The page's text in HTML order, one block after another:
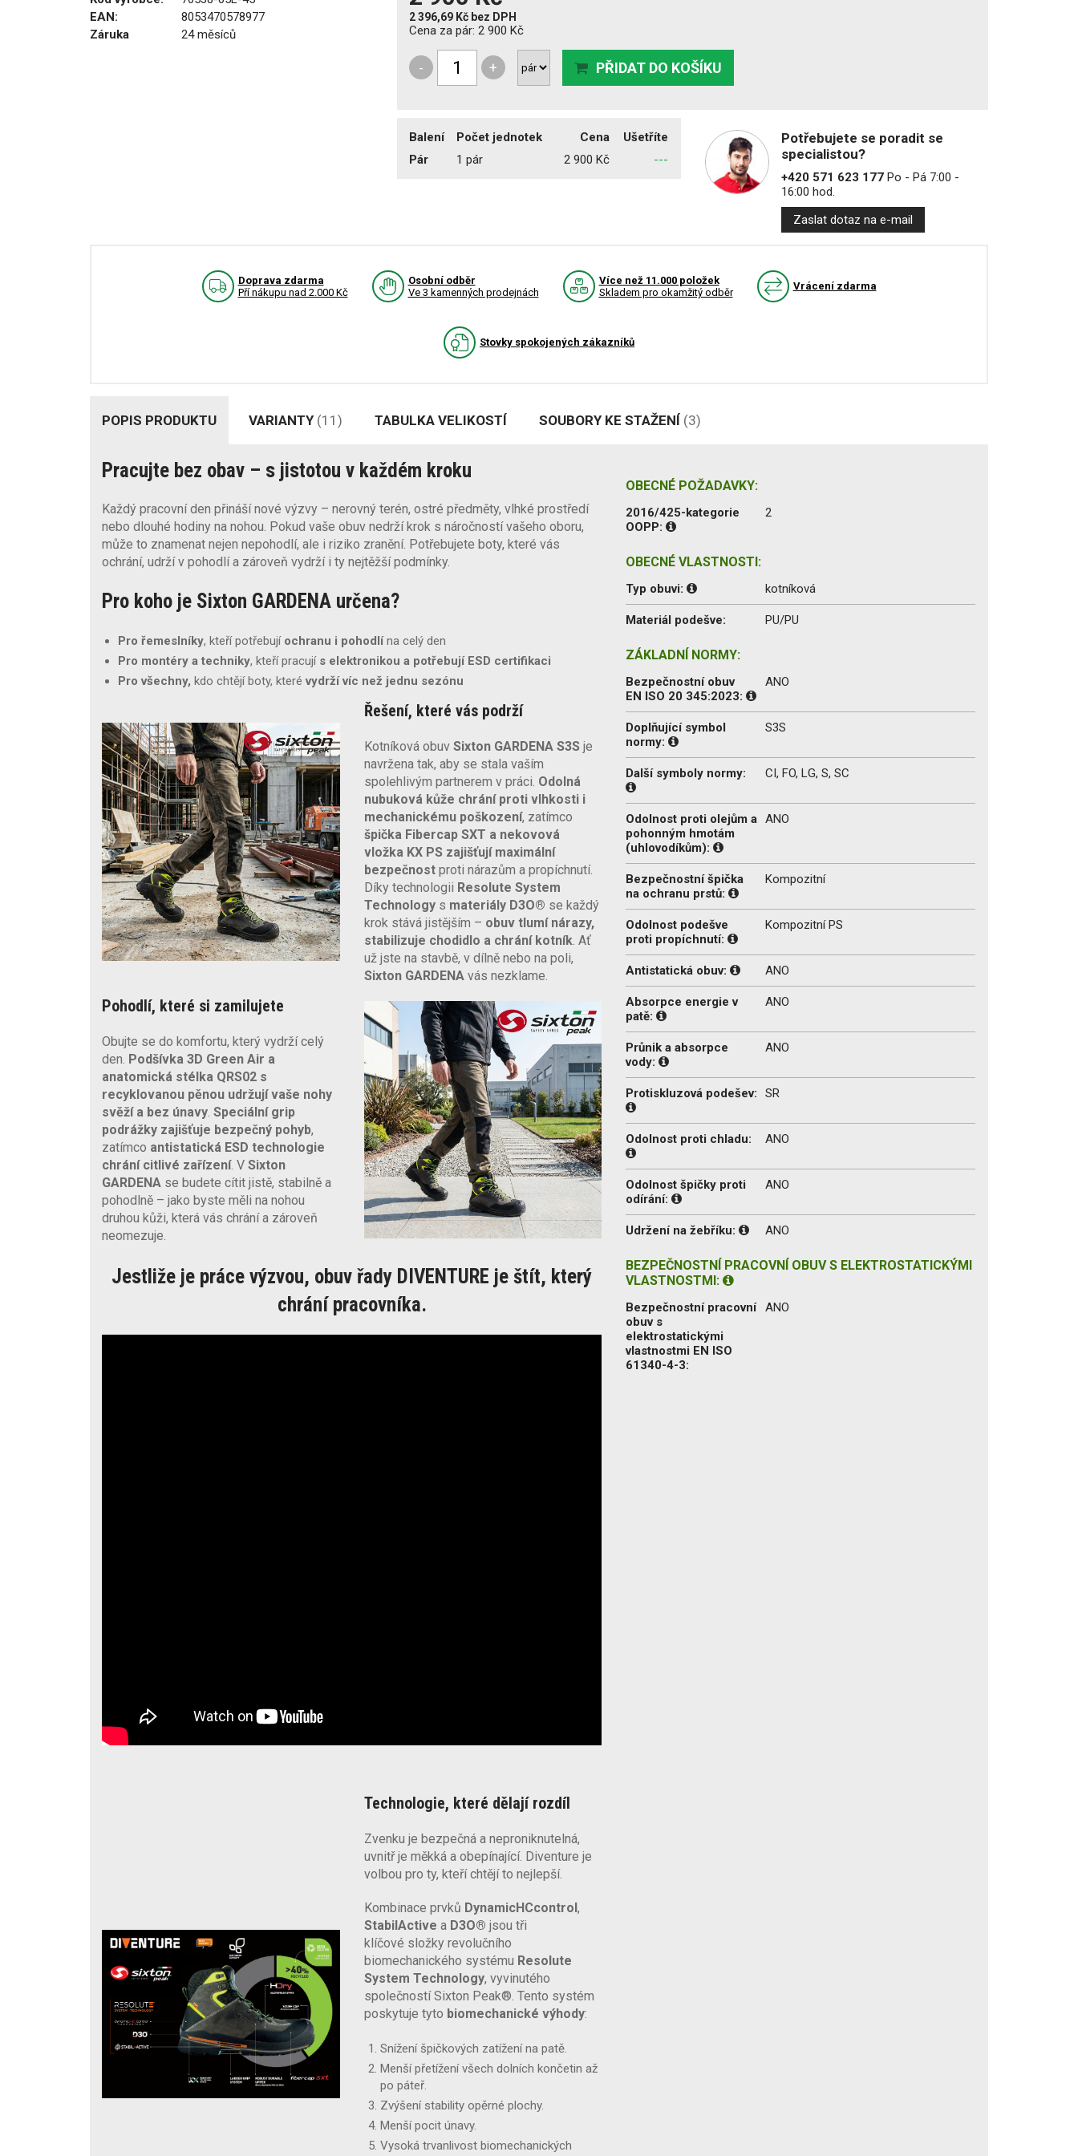
EAN:
8053470578977
Záruka
24 měsíců
2 396,69 Kč bez DPH
Cena za pár:2 900 Kč
- + PŘIDAT DO KOŠÍKU
Balení Počet jednotek Cena
Ušetříte
Pár
1 pár 2 900 Kč ---
Potřebujete se poradit se
specialistou?
+420 571 623 177Po - Pá 7:00 -
16:00 hod.
Zaslat dotaz na e-mail
Doprava zdarma
Pří nákupu nad 2.000 Kč
Osobní odběr
Ve 3 kamenných prodejnách
Více než 11.000 položek
Skladem pro okamžitý odběr
Vrácení zdarma
Stovky spokojených zákazníků
POPIS PRODUKTU VARIANTY (11) TABULKA VELIKOSTÍ SOUBORY KE STAŽENÍ (3)
Pracujte bez obav – s jistotou v každém kroku
Každý pracovní den přináší nové výzvy – nerovný terén, ostré předměty, vlhké prostředí
nebo dlouhé hodiny na nohou. Pokud vaše obuv nedrží krok s náročností vašeho oboru,
může to znamenat nejen nepohodlí, ale i riziko zranění. Potřebujete boty, které vás
ochrání, udrží v pohodlí a zároveň vydrží i ty nejtěžší podmínky.
Pro koho je Sixton GARDENA určena?
Pro řemeslníky, kteří potřebují ochranu i pohodlína celý den
Pro montéry a techniky, kteří pracují s elektronikou a potřebují ESD certifikaci
Pro všechny, kdo chtějí boty, kterévydrží víc než jednu sezónu
Řešení, které vás podrží
Kotníková obuv Sixton GARDENA S3Sje
navržena tak, aby se stala vaším
spolehlivým partnerem v práci. Odolná
nubuková kůže chrání proti vlhkosti i
mechanickému poškození, zatímco
špička Fibercap SXT a nekovová
vložka KX PS zajišťují maximální
bezpečnostproti nárazům a propíchnutí.
Díky technologii Resolute System
Technology s materiály D3O® se každý
krok stává jistějším – obuv tlumí nárazy,
stabilizuje chodidlo a chrání kotník. Ať
už jste na stavbě, v dílně nebo na poli,
Sixton GARDENA vás nezklame.
Pohodlí, které si zamilujete
Obujte se do komfortu, který vydrží celý
den. Podšívka 3D Green Air a
anatomická stélka QRS02 s
recyklovanou pěnou udržují vaše nohy
svěží a bez únavy. Speciální grip
podrážky zajišťuje bezpečný pohyb,
zatímco antistatická ESD technologie
chrání citlivé zařízení. V Sixton
GARDENA se budete cítit jistě, stabilně a
pohodlně – jako byste měli na nohou
druhou kůži, která vás chrání a zároveň
neomezuje.
Jestliže je práce výzvou, obuv řady DIVENTURE je štít, který
chrání pracovníka.
Technologie, které dělají rozdíl
Zvenku je bezpečná a neproniknutelná,
uvnitř je měkká a obepínající. Diventure je
volbou pro ty, kteří chtějí to nejlepší.
Kombinace prvků DynamicHCcontrol,
StabilActive a D3O® jsou tři
klíčové složky revolučního
biomechanického systému Resolute
System Technology, vyvinutého
společností Sixton Peak®. Tento systém
poskytuje tyto biomechanické výhody:
Snížení špičkových zatížení na patě.
Menší přetížení všech dolních končetin až
po páteř.
Zvýšení stability opěrné plochy.
Menší pocit únavy.
Vysoká trvanlivost biomechanických
OBECNÉ POŽADAVKY:
2016/425-kategorie
OOPP:
2
OBECNÉ VLASTNOSTI:
Typ obuvi: kotníková
Materiál podešve: PU/PU
ZÁKLADNÍ NORMY:
Bezpečnostní obuv
EN ISO 20 345:2023:
ANO
Doplňující symbol
normy:
S3S
Další symboly normy: CI, FO, LG, S, SC
Odolnost proti olejům a
pohonným hmotám
(uhlovodíkům):
ANO
Bezpečnostní špička
na ochranu prstů:
Kompozitní
Odolnost podešve
proti propíchnutí:
Kompozitní PS
Antistatická obuv: ANO
Absorpce energie v
patě:
ANO
Průnik a absorpce
vody:
ANO
Protiskluzová podešev: SR
Odolnost proti chladu: ANO
Odolnost špičky proti
odírání:
ANO
Udržení na žebříku: ANO
BEZPEČNOSTNÍ PRACOVNÍ OBUV S ELEKTROSTATICKÝMI
VLASTNOSTMI:
Bezpečnostní pracovní
obuv s
elektrostatickými
vlastnostmi EN ISO
61340-4-3:
ANO